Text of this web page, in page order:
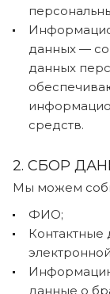
данных —
данных
средств.
2. СБОР
Мы можем
ФИО;
данные о